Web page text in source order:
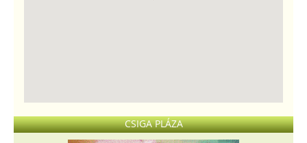
CSIGA PLÁZA